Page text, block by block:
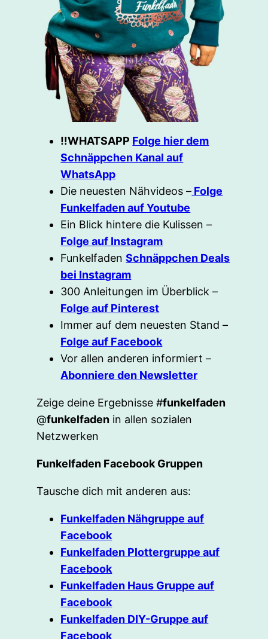
‼️WHATSAPP Folge hier dem
Schnäppchen Kanal auf
WhatsApp
Die neuesten Nähvideos – Folge
Funkelfaden auf Youtube
Ein Blick hintere die Kulissen –
Folge auf Instagram
FunkelfadenSchnäppchen Deals
bei Instagram
300 Anleitungen im Überblick –
Folge auf Pinterest
Immer auf dem neuesten Stand –
Folge auf Facebook
Vor allen anderen informiert –
Abonniere den Newsletter
Zeige deine Ergebnisse #funkelfaden
@funkelfaden in allen sozialen
Netzwerken
Funkelfaden Facebook Gruppen
Tausche dich mit anderen aus:
Funkelfaden Nähgruppe auf
Facebook
Funkelfaden Plottergruppe auf
Facebook
Funkelfaden Haus Gruppe auf
Facebook
Funkelfaden DIY-Gruppe auf
Facebook